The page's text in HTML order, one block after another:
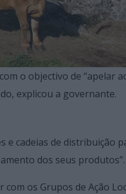
o objectivo de “apelar
explicou a governante.
e cadeias de distribuição
dos seus produtos”.
os Grupos de Ação